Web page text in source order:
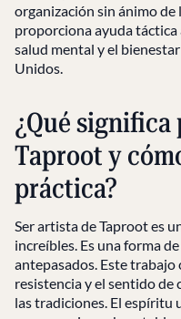
organización sin ánimo de
proporciona ayuda táctica
salud mental y el
Unidos.
¿Qué significa
Taproot y
práctica?
Ser artista de Taproot es
increíbles. Es una forma
antepasados. Este
resistencia y el sentido de
las tradiciones. El espíritu